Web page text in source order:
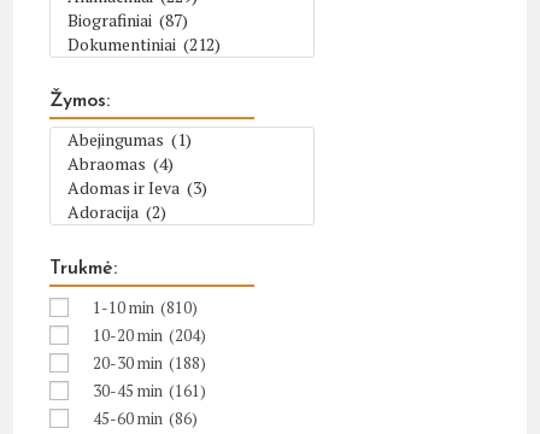
Žymos:
Trukmė:
1-10 min (810)
10-20 min (204)
20-30 min (188)
30-45 min (161)
45-60 min (86)